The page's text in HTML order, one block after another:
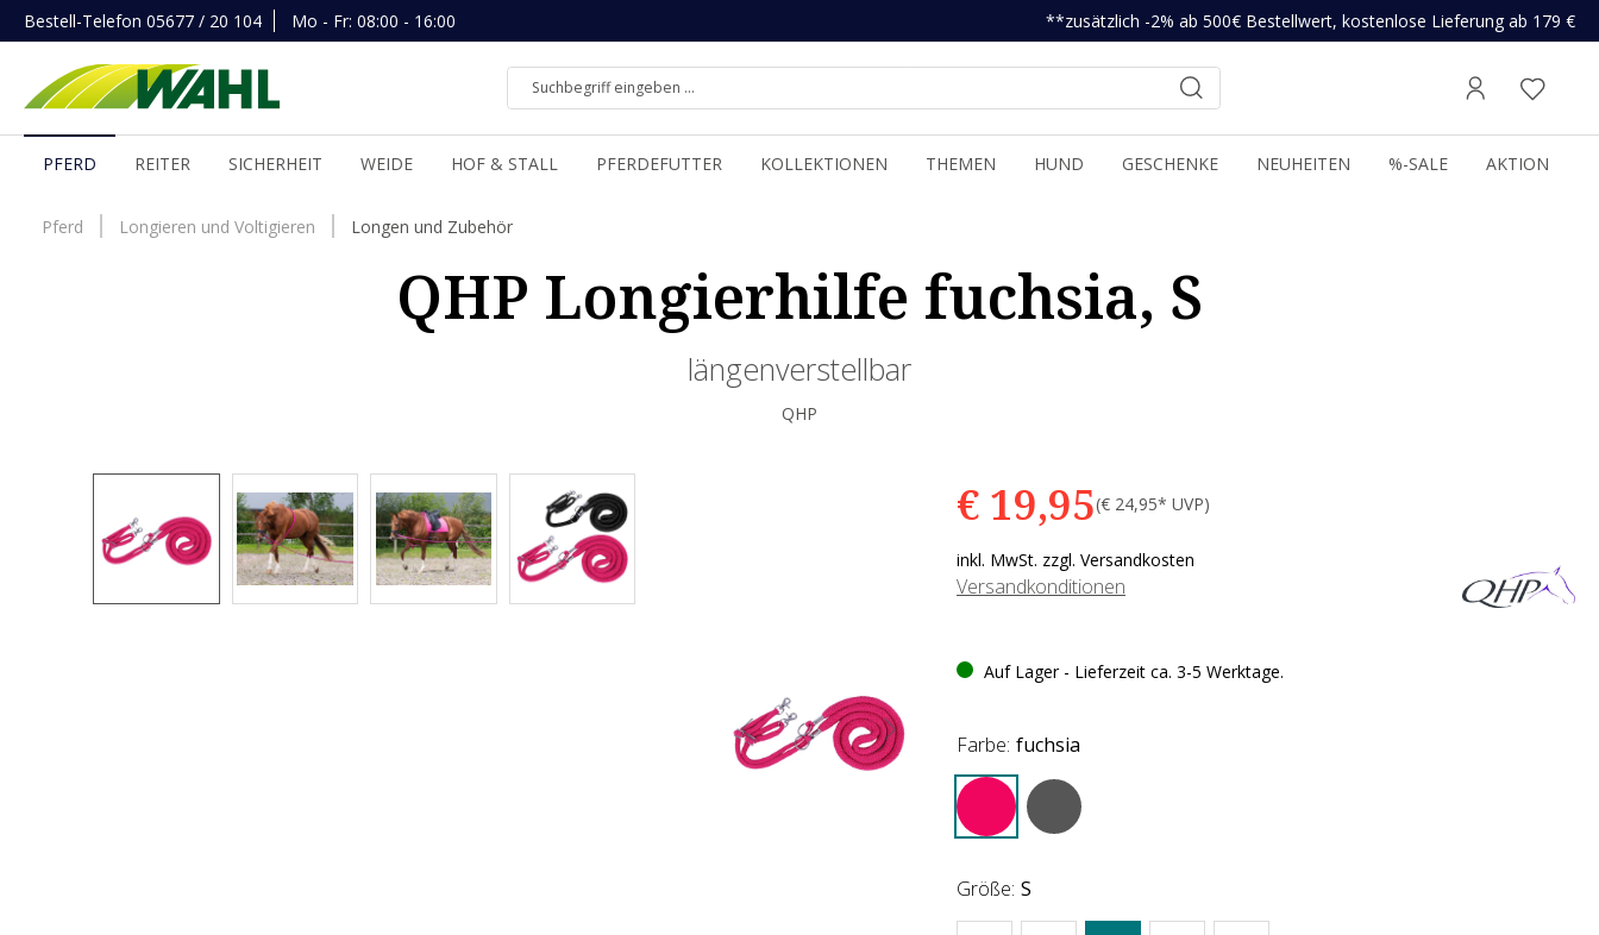
springen
Bestell-Telefon 05677 / 20 104 Mo - Fr: 08:00 - 16:00 **zusätzlich -2% ab 500€ Bestellwert, kostenlose Lieferung ab 179 €
PFERD REITER SICHERHEIT WEIDE HOF & STALL PFERDEFUTTER KOLLEKTIONEN THEMEN HUND GESCHENKE NEUHEITEN %-SALE AKTION
Pferd Longieren und Voltigieren Longen und Zubehör
QHP Longierhilfe fuchsia, S
längenverstellbar
QHP
€ 19,95(€ 24,95* UVP)
inkl. MwSt. zzgl. Versandkosten
Versandkonditionen
Auf Lager - Lieferzeit ca. 3-5 Werktage.
Farbe: fuchsia
Größe: S